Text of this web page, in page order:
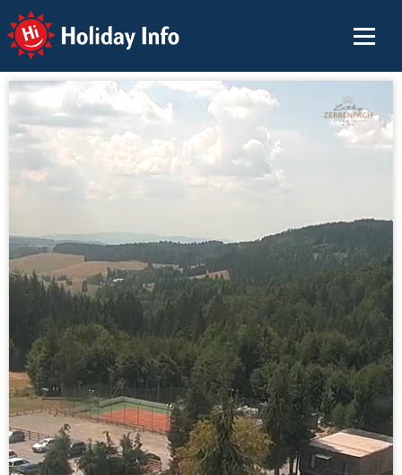
Holiday Info